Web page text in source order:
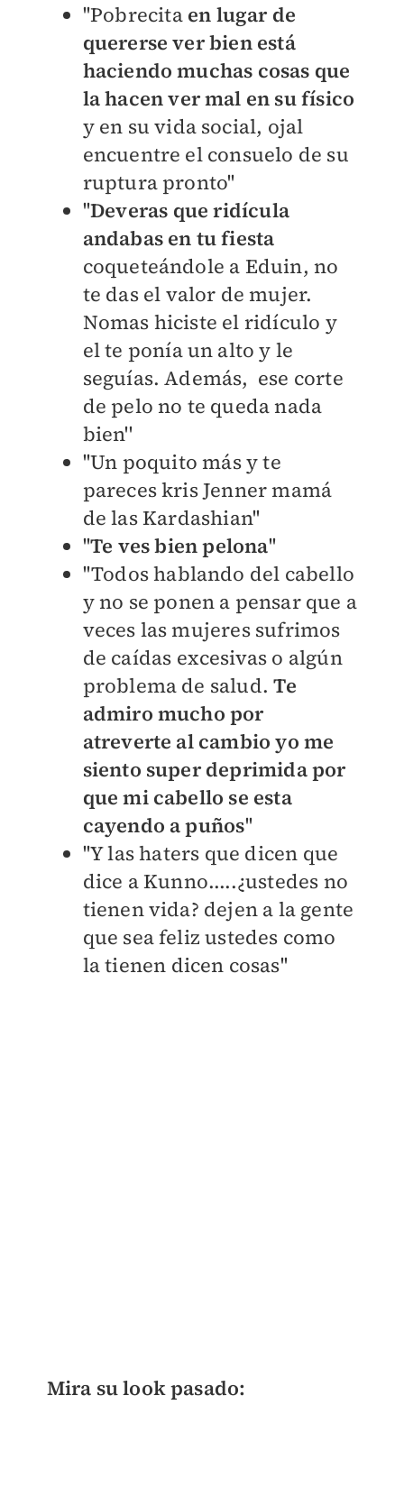
''Pobrecita en lugar de
quererse ver bien está
haciendo muchas cosas que
la hacen ver mal en su físico
y en su vida social, ojal
encuentre el consuelo de su
ruptura pronto''
''Deveras que ridícula
andabas en tu fiesta
coqueteándole a Eduin, no
te das el valor de mujer.
Nomas hiciste el ridículo y
el te ponía un alto y le
seguías. Además, ese corte
de pelo no te queda nada
bien''
''Un poquito más y te
pareces kris Jenner mamá
de lasKardashian''
''Te ves bien pelona''
''Todos hablando del cabello
y no se ponen a pensar que a
veces las mujeres sufrimos
de caídas excesivas o algún
problema de salud.Te
admiro mucho por
atreverte al cambio yo me
siento super deprimida por
que mi cabello se esta
cayendo a puños''
''Y las haters que dicen que
dice a Kunno.....¿ustedes no
tienen vida? dejen a la gente
que sea feliz ustedes como
la tienen dicen cosas''
Mira su look pasado: